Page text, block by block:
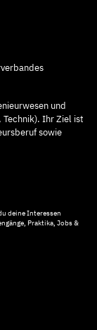
und
Ihr Ziel ist
sowie
deine Interessen
Praktika, Jobs &